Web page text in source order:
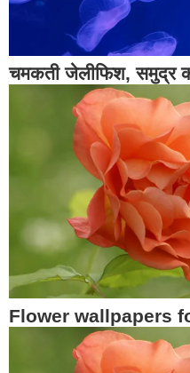
चमकती जेलीफिश, समुद्र
Flower wallpapers